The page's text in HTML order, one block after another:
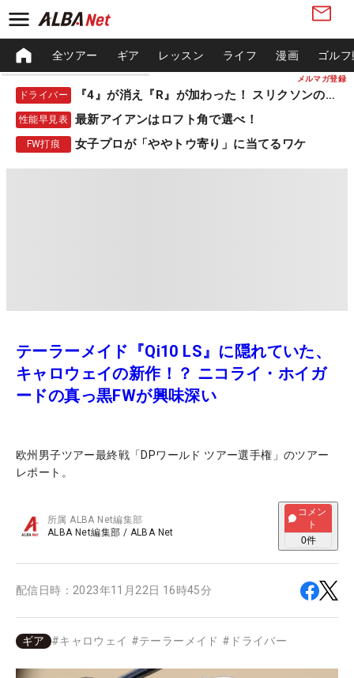
メルマガ登録
全ツアー ギア レッスン ライフ 漫画 ゴル
ドライバー 『4』が消え『R』が加わった！ スリクソンの新作
性能早見表 最新アイアンはロフト角で選べ！
FW打痕 女子プロが「ややトウ寄り」に当てるワケ
テーラーメイド『Qi10 LS』に隠れていた、
キャロウェイの新作！？ ニコライ・ホイガ
ードの真っ黒FWが興味深い
欧州男子ツアー最終戦「DPワールド ツアー選手権」のツアー
レポート。
所属ALBA Net編集部
ALBA Net編集部 / ALBA Net
コメン
ト
0件
配信日時： 2023年11月22日 16時45分
ギア #キャロウェイ #テーラーメイド # ドライバー